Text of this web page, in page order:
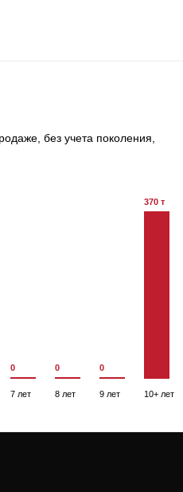
без учета поколения,
0
7 лет
0
8 лет
0
9 лет
370 т
10+ лет